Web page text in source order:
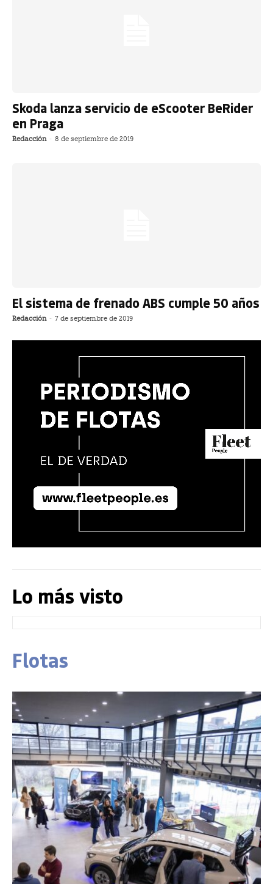
Skoda lanza servicio de eScooter BeRider
en Praga
Redacción - 8 de septiembre de 2019
El sistema de frenado ABS cumple 50 años
Redacción - 7 de septiembre de 2019
Lo más visto
Flotas